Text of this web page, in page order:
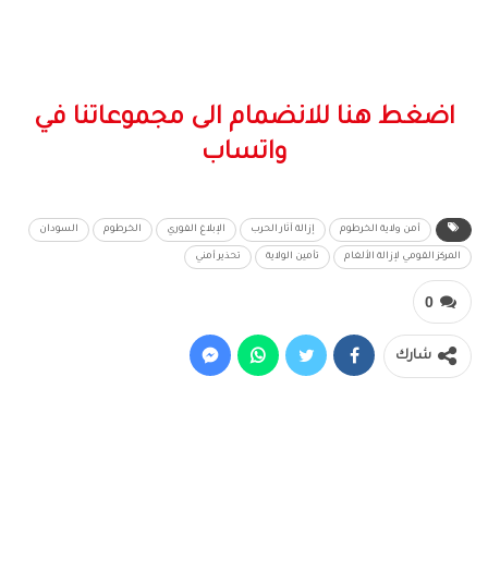
اضغط هنا للانضمام الى مجموعاتنا في
واتساب
أمن ولاية الخرطوم إزالة آثار الحرب الإبلاغ الفوري الخرطوم السودان
المركز القومي لإزالة الألغام تأمين الولاية تحذير أمني
0
شارك